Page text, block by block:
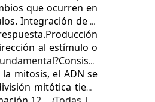
que ocurren en
Integración de la
Producción
al estímulo o
Consiste
mitosis, el ADN se
mitótica tiene